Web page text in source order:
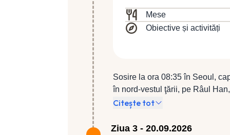
Mese
Obiective și activități
Sosire la ora 08:35 în Seoul,
în nord-vestul ţării, pe Râul
18 î.Hr., aceasta a fost iniţial
Coreean până în zilele
Citește tot
Ziua 3 - 20.09.2026